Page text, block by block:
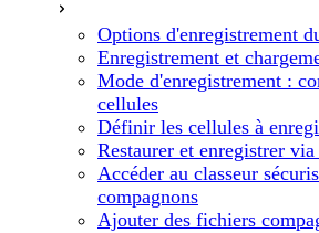
Options d'enregistrement
Enregistrement et
Mode d'enregistrement :
cellules
Définir les cellules à
Restaurer et enregistrer
Accéder au classeur
compagnons
Ajouter des fichiers